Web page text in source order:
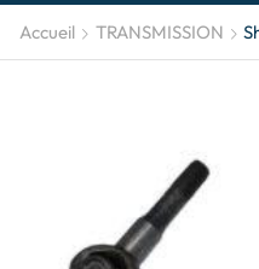
Accueil TRANSMISSION